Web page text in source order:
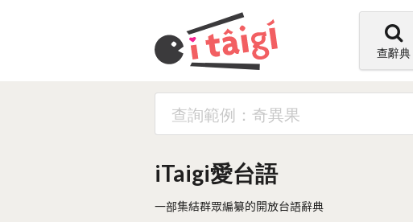
查辭典
iTaigi愛台語
一部集結群眾編纂的開放台語辭典